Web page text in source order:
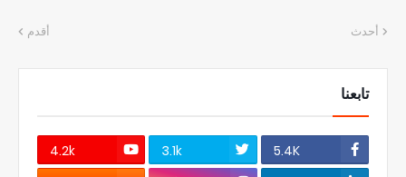
أحدث أقدم
تابعنا
5.4K
3.1k
4.2k